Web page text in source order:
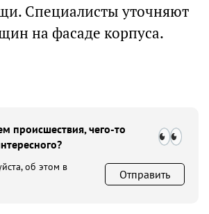
Специалисты уточняют
на фасаде корпуса.
происшествия, чего-то
об этом в
Отправить